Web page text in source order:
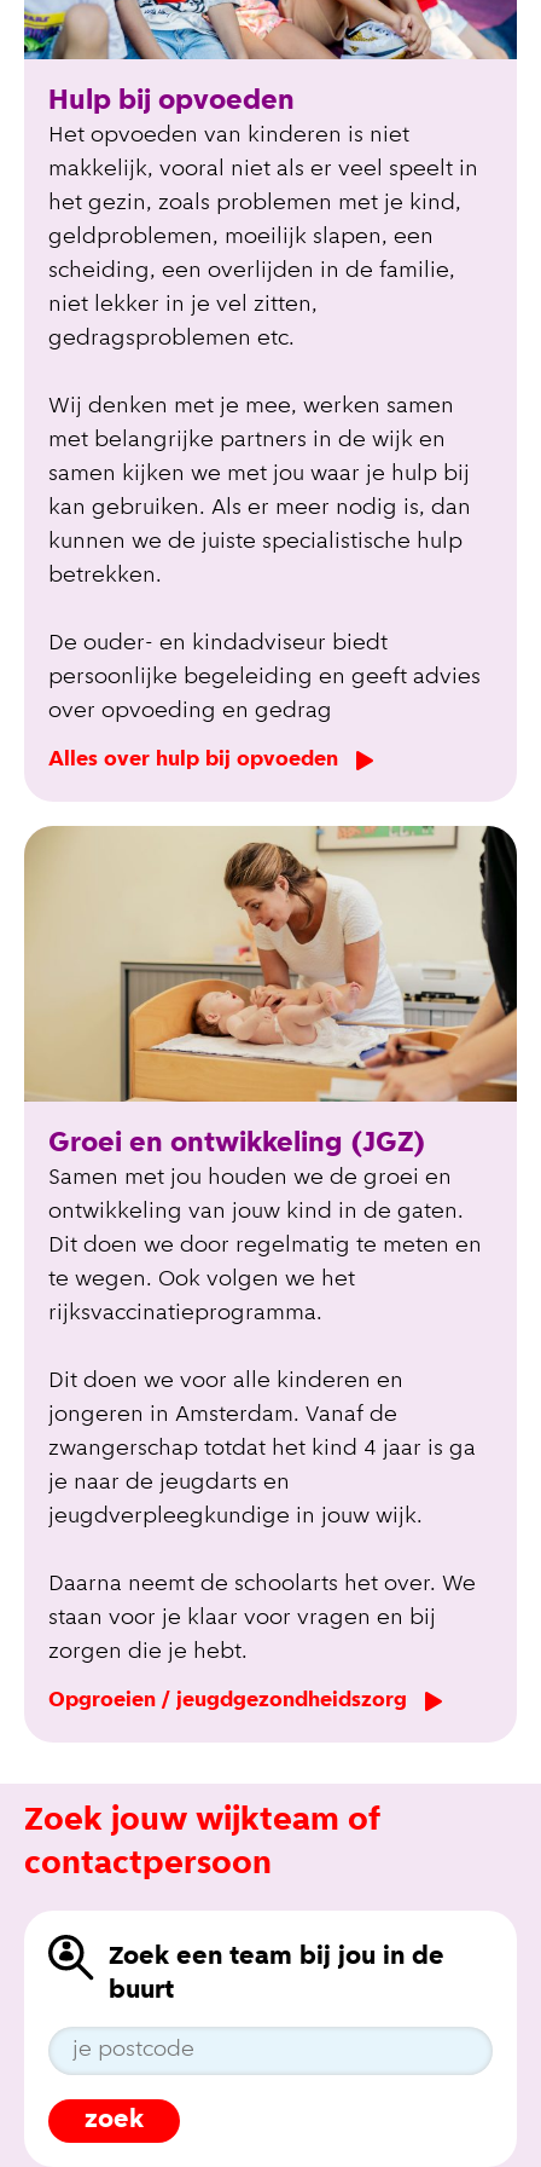
Hulp bij opvoeden
Het opvoeden van kinderen is niet
makkelijk, vooral niet als er veel speelt in
het gezin, zoals problemen met je kind,
geldproblemen, moeilijk slapen, een
scheiding, een overlijden in de familie,
niet lekker in je vel zitten,
gedragsproblemen etc.
Wij denken met je mee, werken samen
met belangrijke partners in de wijk en
samen kijken we met jou waar je hulp bij
kan gebruiken. Als er meer nodig is, dan
kunnen we de juiste specialistische hulp
betrekken.
De ouder- en kindadviseur biedt
persoonlijke begeleiding en geeft advies
over opvoeding en gedrag
Alles over hulp bij opvoeden
Groei en ontwikkeling (JGZ)
Samen met jou houden we de groei en
ontwikkeling van jouw kind in de gaten.
Dit doen we door regelmatig te meten en
te wegen. Ook volgen we het
rijksvaccinatieprogramma.
Dit doen we voor alle kinderen en
jongeren in Amsterdam. Vanaf de
zwangerschap totdat het kind 4 jaar is ga
je naar de jeugdarts en
jeugdverpleegkundige in jouw wijk.
Daarna neemt de schoolarts het over. We
staan voor je klaar voor vragen en bij
zorgen die je hebt.
Opgroeien / jeugdgezondheidszorg
Zoek jouw wijkteam of
contactpersoon
Zoek een team bij jou in de
buurt